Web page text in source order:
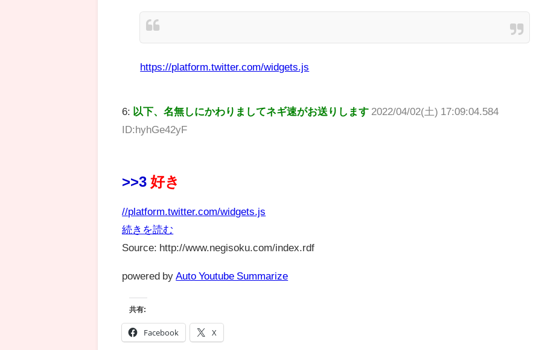
https://platform.twitter.com/widgets.js
6: 以下、名無しにかわりましてネギ速がお送りします 2022/04/02(土) 17:09:04.584
ID:hyhGe42yF
>>3 好き
//platform.twitter.com/widgets.js
続きを読む
Source: http://www.negisoku.com/index.rdf
powered by Auto Youtube Summarize
共有:
Facebook X